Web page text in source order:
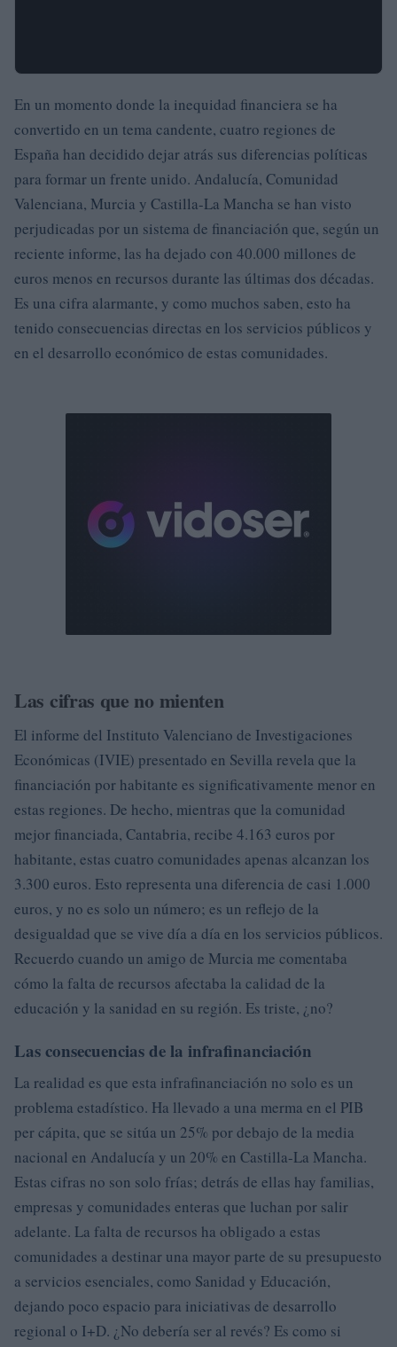
En un momento donde la inequidad financiera se ha
convertido en un tema candente, cuatro regiones de
España han decidido dejar atrás sus diferencias políticas
para formar un frente unido. Andalucía, Comunidad
Valenciana, Murcia y Castilla-La Mancha se han visto
perjudicadas por un sistema de financiación que, según un
reciente informe, las ha dejado con 40.000 millones de
euros menos en recursos durante las últimas dos décadas.
Es una cifra alarmante, y como muchos saben, esto ha
tenido consecuencias directas en los servicios públicos y
en el desarrollo económico de estas comunidades.
Las cifras que no mienten
El informe del Instituto Valenciano de Investigaciones
Económicas (IVIE) presentado en Sevilla revela que la
financiación por habitante es significativamente menor en
estas regiones. De hecho, mientras que la comunidad
mejor financiada, Cantabria, recibe 4.163 euros por
habitante, estas cuatro comunidades apenas alcanzan los
3.300 euros. Esto representa una diferencia de casi 1.000
euros, y no es solo un número; es un reflejo de la
desigualdad que se vive día a día en los servicios públicos.
Recuerdo cuando un amigo de Murcia me comentaba
cómo la falta de recursos afectaba la calidad de la
educación y la sanidad en su región. Es triste, ¿no?
Las consecuencias de la infrafinanciación
La realidad es que esta infrafinanciación no solo es un
problema estadístico. Ha llevado a una merma en el PIB
per cápita, que se sitúa un 25% por debajo de la media
nacional en Andalucía y un 20% en Castilla-La Mancha.
Estas cifras no son solo frías; detrás de ellas hay familias,
empresas y comunidades enteras que luchan por salir
adelante. La falta de recursos ha obligado a estas
comunidades a destinar una mayor parte de su presupuesto
a servicios esenciales, como Sanidad y Educación,
dejando poco espacio para iniciativas de desarrollo
regional o I+D. ¿No debería ser al revés? Es como si